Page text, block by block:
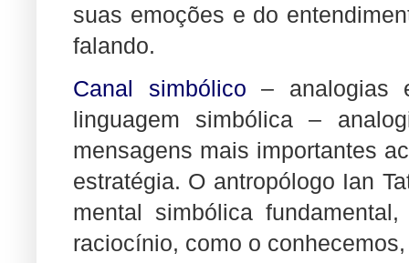
suas emoções e do
falando.
Canal simbólico – analogias
linguagem simbólica –
mensagens mais importantes
estratégia. O antropólogo Ian
mental simbólica
raciocínio, como o